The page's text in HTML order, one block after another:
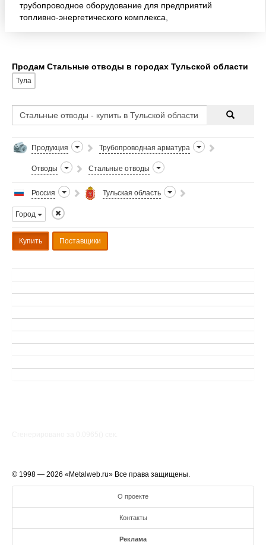
трубопроводное оборудование для предприятий
топливно-энергетического комплекса,
Продам Стальные отводы в городах Тульской области
Тула
Продукция Трубопроводная арматура
Отводы Стальные отводы
Россия Тульская область
Город
Купить Поставщики
© 1998 — 2026 «Metalweb.ru» Все права защищены.
О проекте
Контакты
Реклама